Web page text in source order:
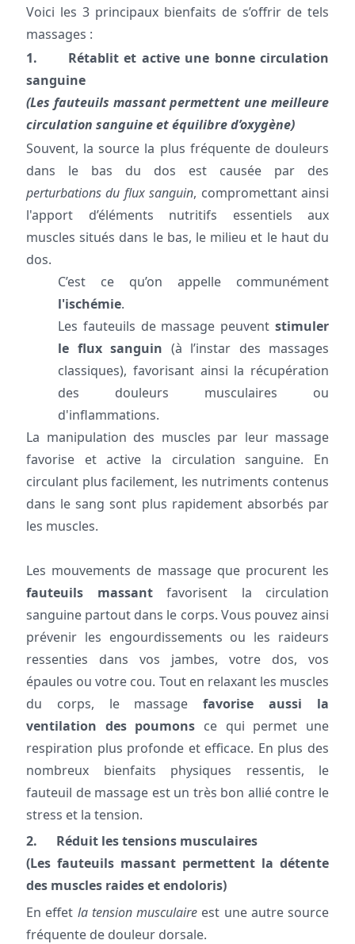
Voici les 3 principaux bienfaits de s’offrir de tels
massages :
1. Rétablit et active une bonne circulation
sanguine
(Les fauteuils massant permettent une meilleure
circulation sanguine et équilibre d’oxygène)
Souvent, la source la plus fréquente de douleurs
dans le bas du dos est causée par des
perturbations du flux sanguin, compromettant ainsi
l'apport d’éléments nutritifs essentiels aux
muscles situés dans le bas, le milieu et le haut du
dos.
C’est ce qu’on appelle communément
l'ischémie.
Les fauteuils de massage peuvent stimuler
le flux sanguin (à l’instar des massages
classiques), favorisant ainsi la récupération
des douleurs musculaires ou
d'inflammations.
La manipulation des muscles par leur massage
favorise et active la circulation sanguine. En
circulant plus facilement, les nutriments contenus
dans le sang sont plus rapidement absorbés par
les muscles.
Les mouvements de massage que procurent les
fauteuils massantfavorisent la circulation
sanguine partout dans le corps. Vous pouvez ainsi
prévenir les engourdissements ou les raideurs
ressenties dans vos jambes, votre dos, vos
épaules ou votre cou. Tout en relaxant les muscles
du corps, le massagefavorise aussi la
ventilation des poumons ce qui permet une
respiration plus profonde et efficace. En plus des
nombreux bienfaits physiques ressentis, le
fauteuil de massage est un très bon allié contre le
stress et la tension.
2. Réduit les tensions musculaires
(Les fauteuils massant permettent la détente
des muscles raides et endoloris)
En effet la tension musculaire est une autre source
fréquente de douleur dorsale.